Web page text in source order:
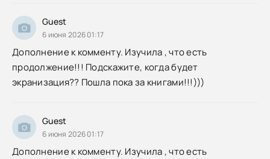
Guest
6 июня 2026 01:17
Дополнение к комменту. Изучила , что есть
продолжение!!! Подскажите, когда будет
экранизация?? Пошла пока за книгами!!!)))
Guest
6 июня 2026 01:17
Дополнение к комменту. Изучила , что есть